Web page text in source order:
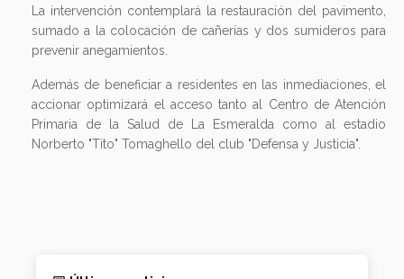
La intervención contemplará la restauración del pavimento,
sumado a la colocación de cañerías y dos sumideros para
prevenir anegamientos.
Además de beneficiar a residentes en las inmediaciones, el
accionar optimizará el acceso tanto al Centro de Atención
Primaria de la Salud de La Esmeralda como al estadio
Norberto "Tito" Tomaghello del club "Defensa y Justicia".